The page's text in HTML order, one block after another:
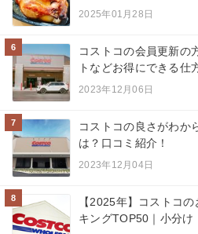
2025年01月28日
6
コストコの会員更新の
トなどお得にできる仕
2023年12月06日
7
コストコの良さがわか
は？口コミ紹介！
2023年12月04日
8
【2025年】コストコ
キングTOP50｜小分け